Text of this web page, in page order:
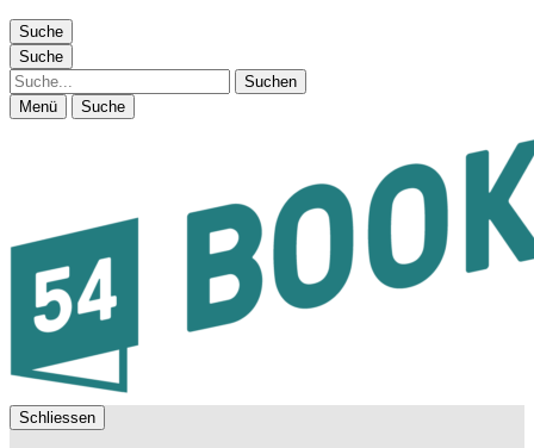
Suche
Suche
Suche
Menü Suche
Schliessen